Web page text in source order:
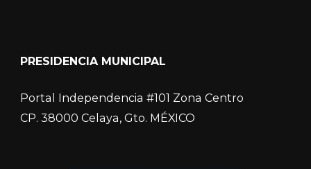
PRESIDENCIA MUNICIPAL
Portal Independencia #101 Zona Centro
CP. 38000 Celaya, Gto. MÉXICO